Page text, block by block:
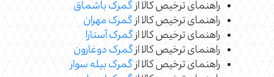
راهنمای ترخیص کالا ازگمرک باشماق
راهنمای ترخیص کالا ازگمرک مهران
راهنمای ترخیص کالا ازگمرک آستارا
راهنمای ترخیص کالا ازگمرک دوغارون
راهنمای ترخیص کالا ازگمرک بیله سوار